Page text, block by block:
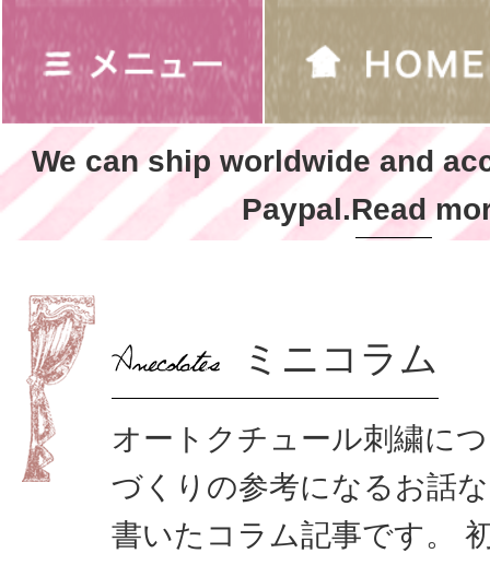
We can ship worldwide and
Paypal.Read
ミニコラム
オートクチュール刺繍に
づくりの参考になるお話
書いたコラム記事です。